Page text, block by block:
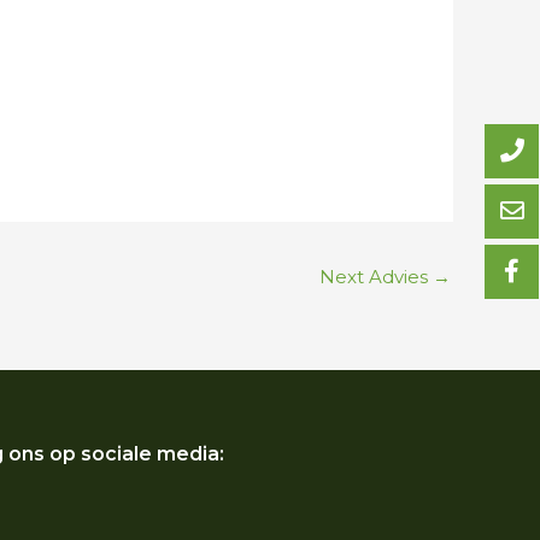
Next Advies →
ons op sociale media: